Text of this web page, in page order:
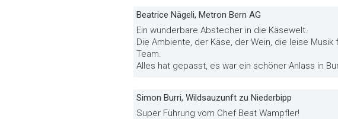
Beatrice Nägeli, Metron Bern AG
Ein wunderbare Abstecher in die Käsewelt.
Die Ambiente, der Käse, der Wein, die leise
Team.
Alles hat gepasst, es war ein schöner Anlass in
Simon Burri, Wildsauzunft zu Niederbipp
Super Führung vom Chef Beat Wampfler!